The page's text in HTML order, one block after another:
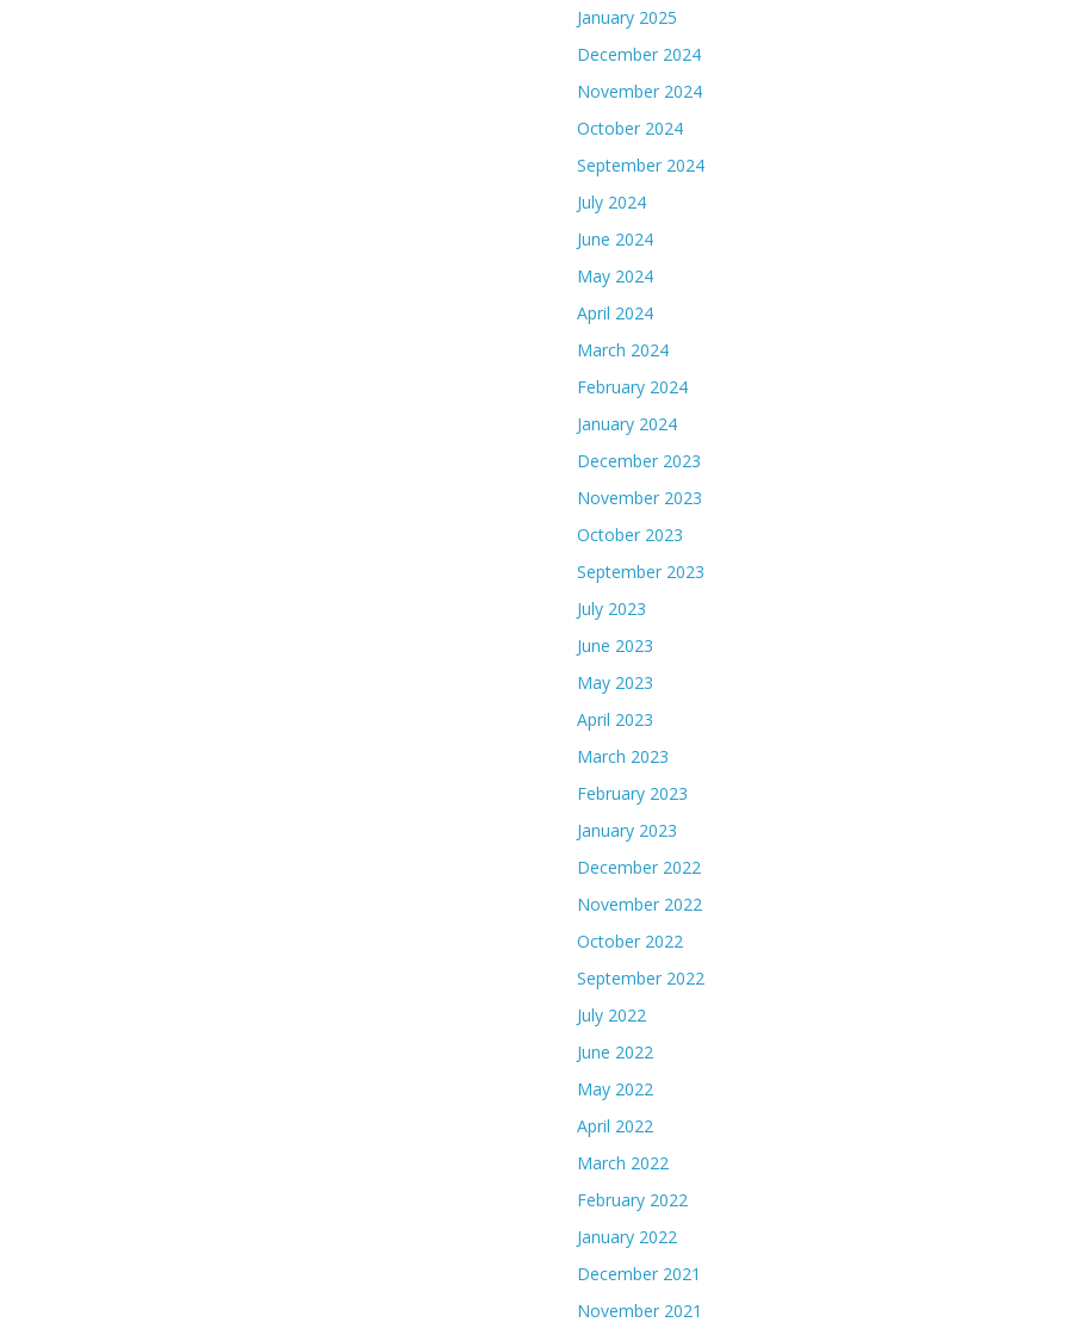
January 2025
December 2024
November 2024
October 2024
September 2024
July 2024
June 2024
May 2024
April 2024
March 2024
February 2024
January 2024
December 2023
November 2023
October 2023
September 2023
July 2023
June 2023
May 2023
April 2023
March 2023
February 2023
January 2023
December 2022
November 2022
October 2022
September 2022
July 2022
June 2022
May 2022
April 2022
March 2022
February 2022
January 2022
December 2021
November 2021